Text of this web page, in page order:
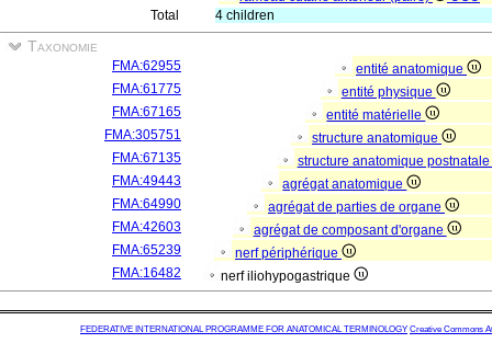
Total
4 children
Taxonomie
FMA:62955
entité anatomique
FMA:61775
entité physique
FMA:67165
entité matérielle
FMA:305751
structure anatomique
FMA:67135
structure anatomique postnatale
FMA:49443
agrégat anatomique
FMA:64990
agrégat de parties de organe
FMA:42603
agrégat de composant d'organe
FMA:65239
nerf périphérique
FMA:16482
nerf iliohypogastrique
FEDERATIVE INTERNATIONAL PROGRAMME FOR ANATOMICAL TERMINOLOGY Creative Commons